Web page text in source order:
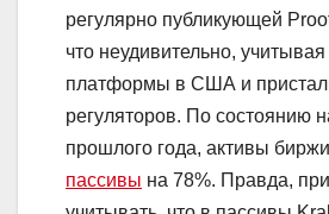
регулярно публикующей
что неудивительно,
платформы в США и
регуляторов. По состоянию
прошлого года, активы биржи
пассивы на 78%. Правда,